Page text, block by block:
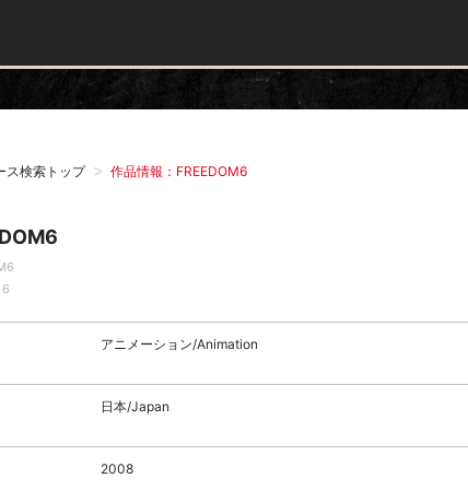
ス検索トップ 作品情報：FREEDOM6
アニメーション/Animation
日本/Japan
2008